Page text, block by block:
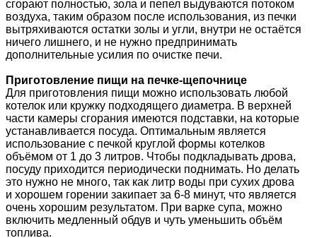
сгорают полностью, зола и пепел выдуваются потоком
воздуха, таким образом после использования, из печки
вытряхиваются остатки золы и угли, внутри не остаётся
ничего лишнего, и не нужно предпринимать
дополнительные усилия по очистке печи.
Приготовление пищи на печке-щепочнице
Для приготовления пищи можно использовать любой
котелок или кружку подходящего диаметра. В верхней
части камеры сгорания имеются подставки, на которые
устанавливается посуда. Оптимальным является
использование с печкой круглой формы котелков
объёмом от 1 до 3 литров. Чтобы подкладывать дрова,
посуду приходится периодически поднимать. Но делать
это нужно не много, так как литр воды при сухих дрова
и хорошем горении закипает за 6-8 минут, что является
очень хорошим результатом. При варке супа, можно
включить медленный обдув и чуть уменьшить объём
топлива.